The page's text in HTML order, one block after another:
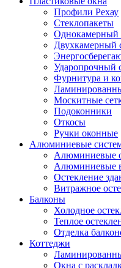
Профили Рехау
Стеклопакеты
Однокамерный
Двухкамерный
Ударопрочный
Фурнитура и
Москитные
Подоконники
Откосы
Ручки оконные
Алюминиевые
Алюминиевые
Алюминиевые
Остекление
Витражное
Балконы
Холодное
Теплое
Отделка
Коттеджи
Окна с